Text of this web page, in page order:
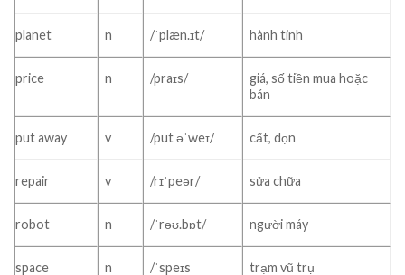
planet n /ˈplæn.ɪt/ hành tinh
price n /praɪs/
giá, số tiền mua hoặc
bán
put away v /put əˈweɪ/ cất, dọn
repair v /rɪˈpeər/ sửa chữa
robot n /ˈrəʊ.bɒt/ người máy
space n /ˈspeɪs trạm vũ trụ